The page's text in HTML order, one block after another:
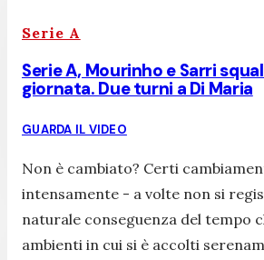
Serie A
Serie A, Mourinho e Sarri
giornata. Due turni a Di Maria
GUARDA IL VIDEO
Non è cambiato? Certi
intensamente - a volte non si
naturale conseguenza del tempo
ambienti in cui si è accolti